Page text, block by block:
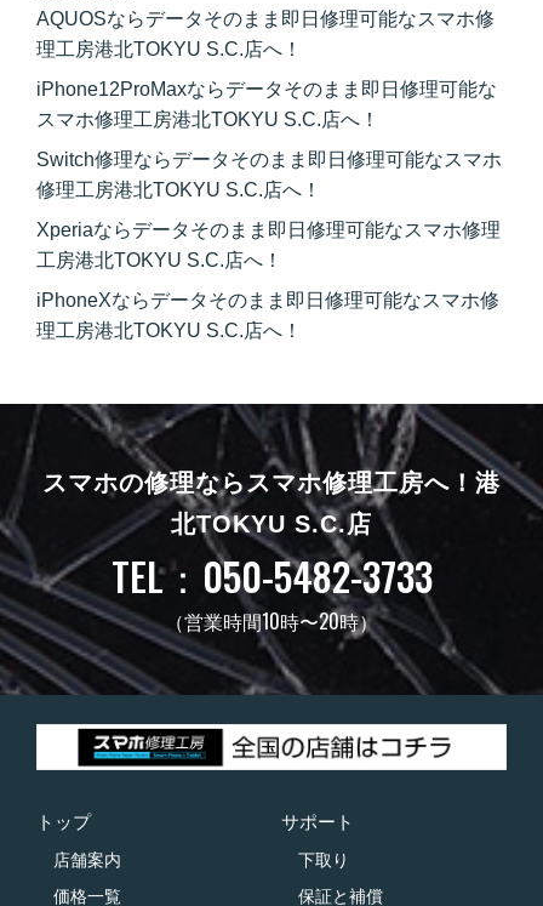
AQUOSならデータそのまま即日修理可能なスマホ修
理工房港北TOKYU S.C.店へ！
iPhone12ProMaxならデータそのまま即日修理可能な
スマホ修理工房港北TOKYU S.C.店へ！
Switch修理ならデータそのまま即日修理可能なスマホ
修理工房港北TOKYU S.C.店へ！
Xperiaならデータそのまま即日修理可能なスマホ修理
工房港北TOKYU S.C.店へ！
iPhoneXならデータそのまま即日修理可能なスマホ修
理工房港北TOKYU S.C.店へ！
スマホの修理ならスマホ修理工房へ！ 港
北TOKYU S.C.店
TEL：050-5482-3733
（営業時間10時〜20時）
トップ
店舗案内
価格一覧
サポート
下取り
保証と補償